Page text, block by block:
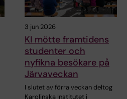
3 jun 2026
KI mötte framtidens
studenter och
nyfikna besökare på
Järvaveckan
I slutet av förra veckan deltog
Karolinska Institutet i